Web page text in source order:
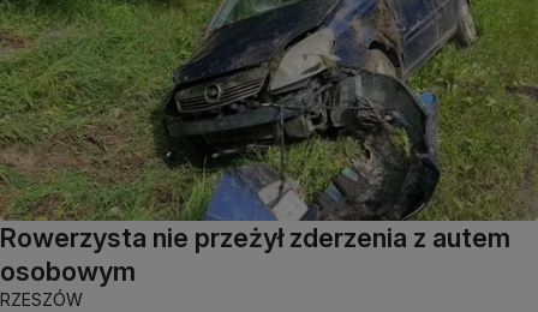
Rowerzysta nie przeżył zderzenia z autem
osobowym
RZESZÓW